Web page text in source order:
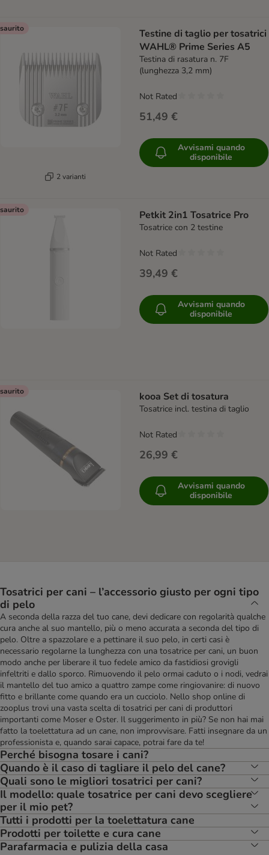
2 varianti
Testine di taglio per tosatrici
WAHL® Prime Series A5
Testina di rasatura n. 7F
(lunghezza 3,2 mm)
51,49 €
Not Rated
Avvisami quando
disponibile
Petkit 2in1 Tosatrice Pro
Tosatrice con 2 testine
39,49 €
Not Rated
Avvisami quando
disponibile
kooa Set di tosatura
Tosatrice incl. testina di taglio
26,99 €
Not Rated
Avvisami quando
disponibile
Tosatrici per cani – l’accessorio giusto per ogni tipo
di pelo
A seconda della razza del tuo cane, devi dedicare con regolarità qualche
cura anche al suo mantello, più o meno accurata a seconda del tipo di
pelo. Oltre a spazzolare e a pettinare il suo pelo, in certi casi è
necessario regolarne la lunghezza con una tosatrice per cani, un buon
modo anche per liberare il tuo fedele amico da fastidiosi grovigli
infeltriti e dallo sporco. Rimuovendo il pelo ormai caduto o i nodi, vedrai
il mantello del tuo amico a quattro zampe come ringiovanire: di nuovo
fitto e brillante come quando era un cucciolo. Nello shop online di
zooplus trovi una vasta scelta di tosatrici per cani di produttori
importanti come Moser e Oster. Il suggerimento in più? Se non hai mai
fatto la toelettatura ad un cane, non improvvisare. Fatti insegnare da un
professionista e, quando sarai capace, potrai fare da te!
Perché bisogna tosare i cani?
Quando è il caso di tagliare il pelo del cane?
Quali sono le migliori tosatrici per cani?
Il modello: quale tosatrice per cani devo scegliere
per il mio pet?
Tutti i prodotti per la toelettatura cane
Prodotti per toilette e cura cane
Parafarmacia e pulizia della casa